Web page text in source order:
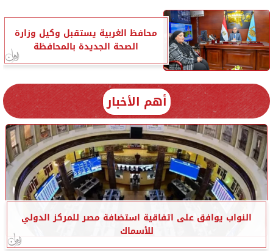
محافظ الغربية يستقبل وكيل وزارة
الصحة الجديدة بالمحافظة
أهم الأخبار
النواب يوافق على اتفاقية استضافة مصر للمركز الدولي
للأسماك